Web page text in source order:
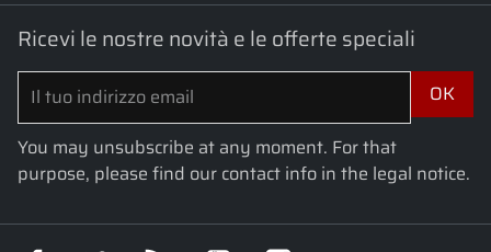
Ricevi le nostre novità e le offerte speciali
You may unsubscribe at any moment. For that
purpose, please find our contact info in the legal notice.